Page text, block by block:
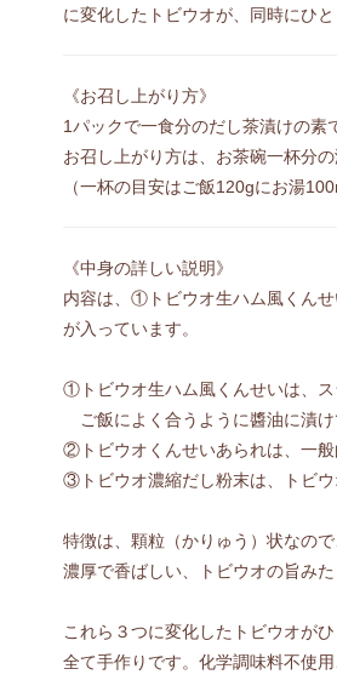
に変化したトビウオが、同時にひ
《お召し上がり方》
1パックで一食分のだし茶漬けの素
お召し上がり方は、お茶碗一杯分
（一杯の目安はご飯120gにお湯
《中身の詳しい説明》
内容は、①トビウオ生ハム風くん
が入っています。
①トビウオ生ハム風くんせいは、ス
ご飯によく合うように醬油に漬け
②トビウオくんせいあられは、一般
③トビウオ濃縮だし粉末は、トビウ
特徴は、顆粒（かりゅう）状なの
濃厚で香ばしい、トビウオの旨み
これら３つに変化したトビウオが
全て手作りです。化学調味料不使